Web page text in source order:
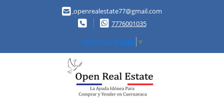
openrealestate77@gmail.com
7776001035
Select Language ▼